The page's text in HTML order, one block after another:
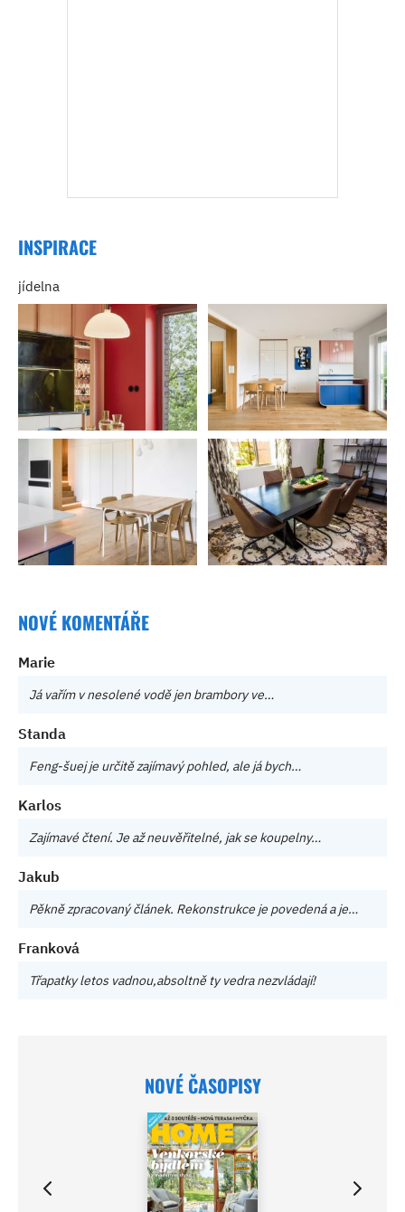
INSPIRACE
jídelna
NOVÉ KOMENTÁŘE
Marie
Já vařím v nesolené vodě jen brambory ve…
Standa
Feng-šuej je určitě zajímavý pohled, ale já bych…
Karlos
Zajímavé čtení. Je až neuvěřitelné, jak se koupelny…
Jakub
Pěkně zpracovaný článek. Rekonstrukce je povedená a je…
Franková
Třapatky letos vadnou,absoltně ty vedra nezvládají!
NOVÉ ČASOPISY